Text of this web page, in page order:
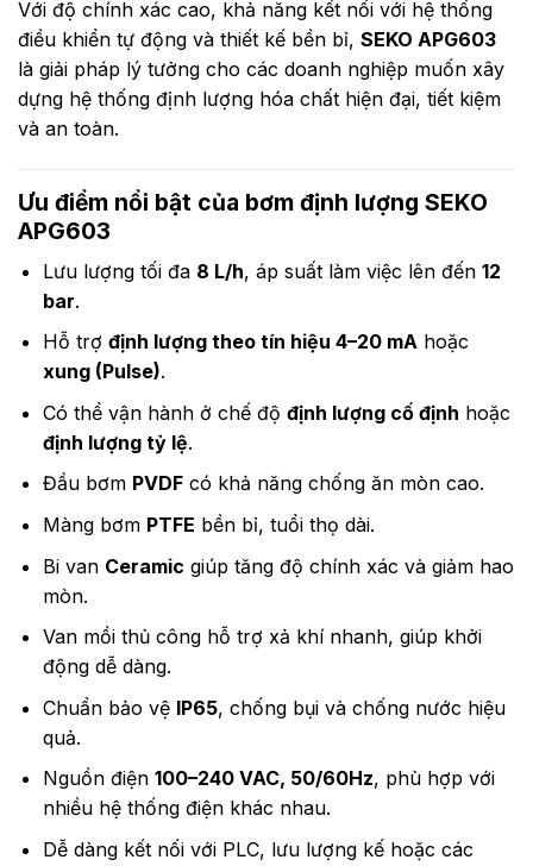
Với độ chính xác cao, khả năng kết nối với hệ thống
điều khiển tự động và thiết kế bền bỉ, SEKO APG603
là giải pháp lý tưởng cho các doanh nghiệp muốn xây
dựng hệ thống định lượng hóa chất hiện đại, tiết kiệm
và an toàn.
Ưu điểm nổi bật của bơm định lượng SEKO
APG603
Lưu lượng tối đa 8 L/h, áp suất làm việc lên đến 12
bar.
Hỗ trợ định lượng theo tín hiệu 4–20 mAhoặc
xung (Pulse).
Có thể vận hành ở chế độ định lượng cố định hoặc
định lượng tỷ lệ.
Đầu bơm PVDFcó khả năng chống ăn mòn cao.
Màng bơm PTFE bền bỉ, tuổi thọ dài.
Bi van Ceramic giúp tăng độ chính xác và giảm hao
mòn.
Van mồi thủ công hỗ trợ xả khí nhanh, giúp khởi
động dễ dàng.
Chuẩn bảo vệ IP65, chống bụi và chống nước hiệu
quả.
Nguồn điện 100–240 VAC, 50/60Hz, phù hợp với
nhiều hệ thống điện khác nhau.
Dễ dàng kết nối với PLC, lưu lượng kế hoặc các